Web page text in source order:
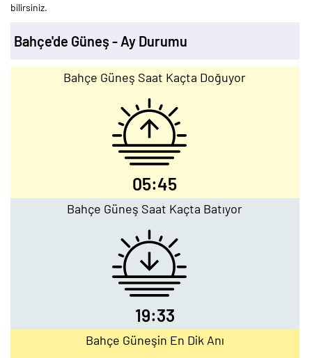
bilirsiniz.
Bahçe'de Güneş - Ay Durumu
Bahçe Güneş Saat Kaçta Doğuyor
05:45
Bahçe Güneş Saat Kaçta Batıyor
19:33
Bahçe Güneşin En Dik Anı